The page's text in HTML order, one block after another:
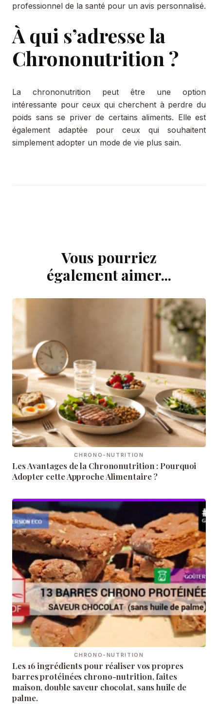
professionnel de la santé pour un avis personnalisé.
À qui s’adresse la
Chrononutrition ?
La chrononutrition peut être une option
intéressante pour ceux qui cherchent à perdre du
poids sans se priver de certains aliments. Elle est
également adaptée pour ceux qui souhaitent
simplement adopter un mode de vie plus sain.
Vous pourriez
également aimer...
CHRONO-NUTRITION
Les Avantages de la Chrononutrition : Pourquoi
Adopter cette Approche Alimentaire ?
CHRONO-NUTRITION
Les 16 ingrédients pour réaliser vos propres
barres protéinées chrono-nutrition, faites
maison, double saveur chocolat, sans huile de
palme.